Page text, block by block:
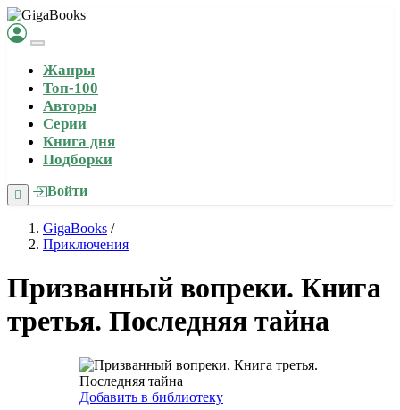
Жанры
Топ-100
Авторы
Серии
Книга дня
Подборки
Войти
GigaBooks /
Приключения
Призванный вопреки. Книга
третья. Последняя тайна
Добавить в библиотеку